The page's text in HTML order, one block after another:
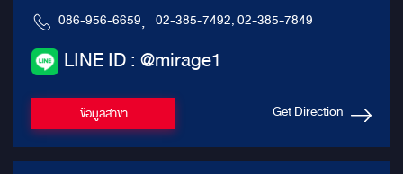
086-956-6659, 02-385-7492, 02-385-7849
LINE ID : @mirage1
ข้อมูลสาขา Get Direction